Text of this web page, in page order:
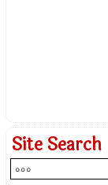
Site Search